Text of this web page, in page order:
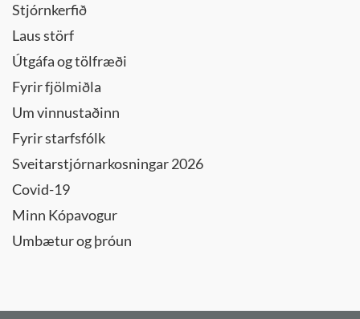
Stjórnkerfið
Laus störf
Útgáfa og tölfræði
Fyrir fjölmiðla
Um vinnustaðinn
Fyrir starfsfólk
Sveitarstjórnarkosningar 2026
Covid-19
Minn Kópavogur
Umbætur og þróun